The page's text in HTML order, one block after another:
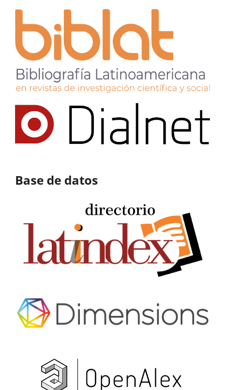
Base de datos